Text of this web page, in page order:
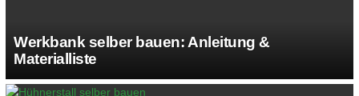
Werkbank selber bauen: Anleitung &
Materialliste